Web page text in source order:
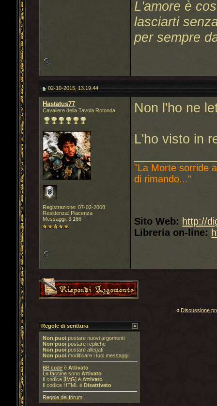
L'amore è
lasciarti
per sempre
02-10-2015, 13.19.44
Hastatus77
Cavaliere della Tavola Rotonda
Registrazione: 07-02-2008
Residenza: Piacenza
Messaggi: 3,166
Non l'ho ne
L'ho visto in
"La Morte sorride
di rimando..."
Sito Web: http://
Libreria on-line:
« Discussione
Regole di scrittura
Non puoi postare nuovi argomenti
Non puoi postare repliche
Non puoi postare allegati
Non puoi modificare i tuoi messaggi
BB code èAttivato
Lefaccine sonoAttivato
Il codice[IMG] èAttivato
Il codice HTML èDisattivato
Regole del forum